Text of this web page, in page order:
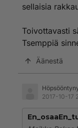
sellaisia
Toivottavasti
Tsemppiä
Äänestä
2017-10-17